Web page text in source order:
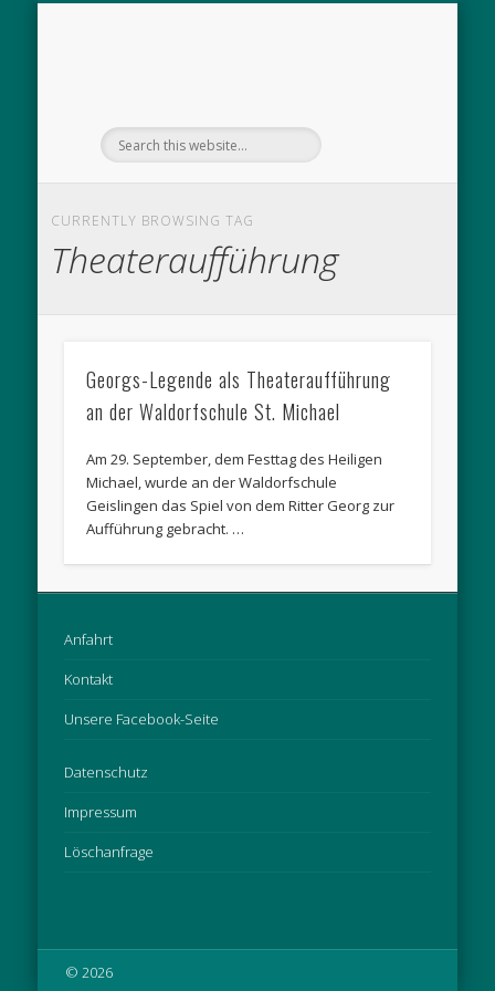
CURRENTLY BROWSING TAG
Theateraufführung
Georgs-Legende als Theateraufführung
an der Waldorfschule St. Michael
Am 29. September, dem Festtag des Heiligen
Michael, wurde an der Waldorfschule
Geislingen das Spiel von dem Ritter Georg zur
Aufführung gebracht. …
Anfahrt
Kontakt
Unsere Facebook-Seite
Datenschutz
Impressum
Löschanfrage
© 2026